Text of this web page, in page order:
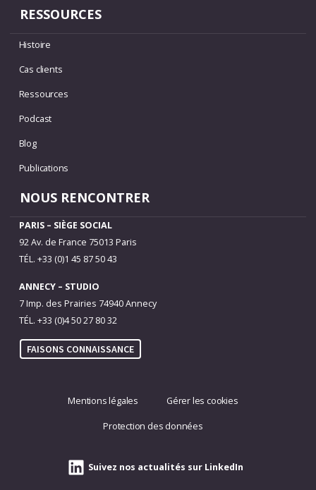
RESSOURCES
Histoire
Cas clients
Ressources
Podcast
Blog
Publications
NOUS RENCONTRER
PARIS – SIÈGE SOCIAL
92 Av. de France 75013 Paris
TÉL. +33 (0)1 45 87 50 43
ANNECY – STUDIO
7 Imp. des Prairies 74940 Annecy
TÉL. +33 (0)4 50 27 80 32
FAISONS CONNAISSANCE
Mentions légales Gérer les cookies
Protection des données
Suivez nos actualités sur LinkedIn